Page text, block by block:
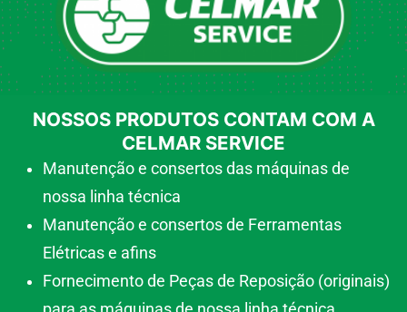
NOSSOS PRODUTOS CONTAM COM A
CELMAR SERVICE
Manutenção e consertos das máquinas de
nossa linha técnica
Manutenção e consertos de Ferramentas
Elétricas e afins
Fornecimento de Peças de Reposição (originais)